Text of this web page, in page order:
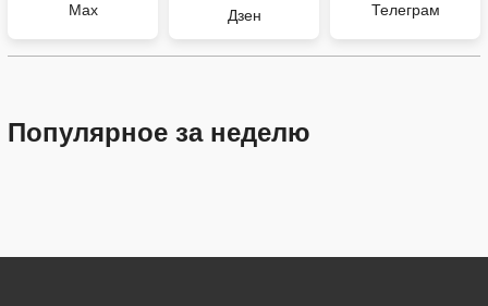
Max Дзен Телеграм
Популярное за неделю